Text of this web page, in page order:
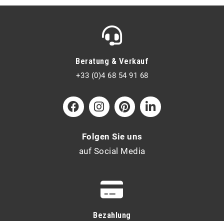
Beratung & Verkauf
+33 (0)4 68 54 91 68
Folgen Sie uns
auf Social Media
Bezahlung